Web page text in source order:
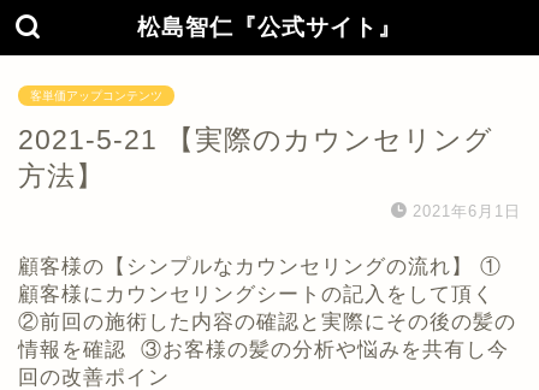
松島智仁『公式サイト』
客単価アップコンテンツ
2021-5-21 【実際のカウンセリング
方法】
2021年6月1日
顧客様の【シンプルなカウンセリングの流れ】 ①
顧客様にカウンセリングシートの記入をして頂く
②前回の施術した内容の確認と実際にその後の髪の
情報を確認 ③お客様の髪の分析や悩みを共有し今
回の改善ポイン